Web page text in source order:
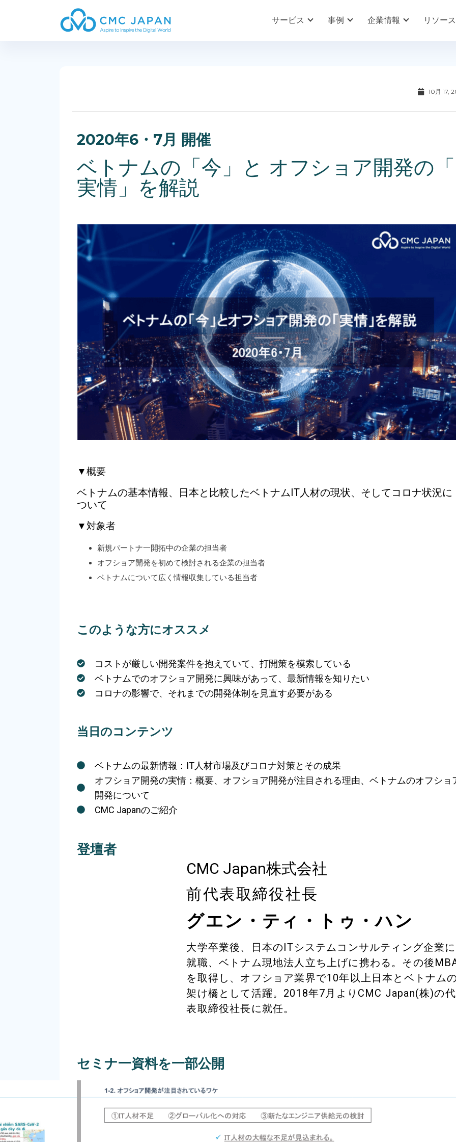
サービス 事例 企業情報 リソース
10月 17,
2020年6・7月 開催
ベトナムの「今」と オフショア開発の「
実情」を解説
▼概要
ベトナムの基本情報、日本と比較したベトナムIT人材の現状、そしてコロナ状況に
ついて
▼対象者
新規パートナ一開拓中の企業の担当者
オフショア開発を初めて検討される企業の担当者
ベトナムについて広く情報収集している担当者
このような方にオススメ
コストが厳しい開発案件を抱えていて、打開策を模索している
ベトナムでのオフショア開発に興味があって、最新情報を知りたい
コロナの影響で、それまでの開発体制を見直す必要がある
当日のコンテンツ
ベトナムの最新情報：IT人材市場及びコロナ対策とその成果
オフショア開発の実情：概要、オフショア開発が注目される理由、ベトナムのオフショ
開発について
CMC Japanのご紹介
登壇者
CMC Japan株式会社
前代表取締役社長
グエン・ティ・トゥ・ハン
大学卒業後、日本のITシステムコンサルティング企業に
就職、ベトナム現地法人立ち上げに携わる。その後
を取得し、オフショア業界で10年以上日本とベトナム
架け橋として活躍。2018年7月よりCMC Japan(株)の代
表取締役社長に就任。
セミナ一資料を一部公開